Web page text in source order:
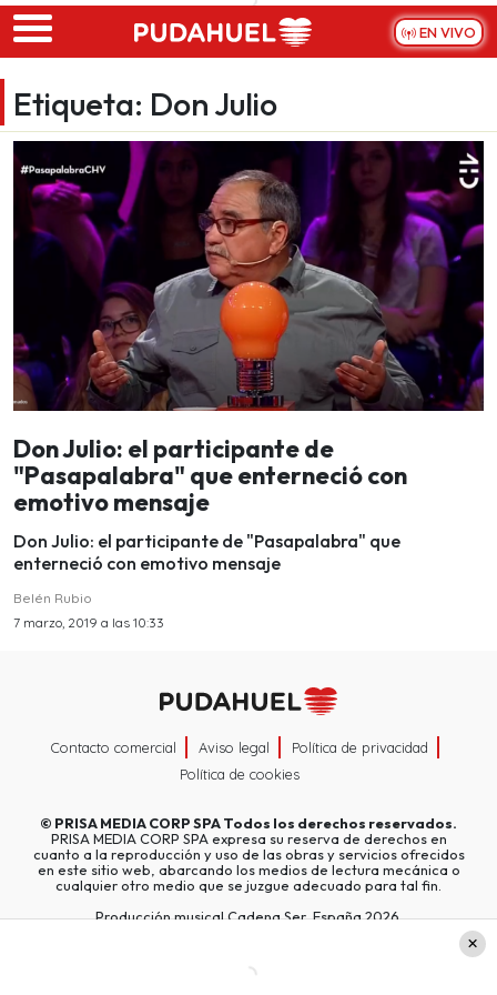
Skip to main content
EN VIVO
Etiqueta: Don Julio
Don Julio: el participante de
"Pasapalabra" que enterneció con
emotivo mensaje
Don Julio: el participante de "Pasapalabra" que
enterneció con emotivo mensaje
Belén Rubio
7 marzo, 2019 a las 10:33
Contacto comercial Aviso legal
Política de privacidad
Política de cookies
© PRISA MEDIA CORP SPATodos los derechos reservados.
PRISA MEDIA CORP SPA expresa su reserva de derechos en
cuanto a la reproducción y uso de las obras y servicios ofrecidos
en este sitio web, abarcando los medios de lectura mecánica o
cualquier otro medio que se juzgue adecuado para tal fin.
Producción musical Cadena Ser, España 2026.